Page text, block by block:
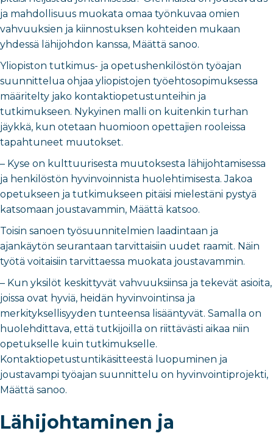
ja mahdollisuus muokata omaa työnkuvaa omien
vahvuuksien ja kiinnostuksen kohteiden mukaan
yhdessä lähijohdon kanssa, Määttä sanoo.
Yliopiston tutkimus- ja opetushenkilöstön työajan
suunnittelua ohjaa yliopistojen työehtosopimuksessa
määritelty jako kontaktiopetustunteihin ja
tutkimukseen. Nykyinen malli on kuitenkin turhan
jäykkä, kun otetaan huomioon opettajien rooleissa
tapahtuneet muutokset.
– Kyse on kulttuurisesta muutoksesta lähijohtamisessa
ja henkilöstön hyvinvoinnista huolehtimisesta. Jakoa
opetukseen ja tutkimukseen pitäisi mielestäni pystyä
katsomaan joustavammin, Määttä katsoo.
Toisin sanoen työsuunnitelmien laadintaan ja
ajankäytön seurantaan tarvittaisiin uudet raamit. Näin
työtä voitaisiin tarvittaessa muokata joustavammin.
– Kun yksilöt keskittyvät vahvuuksiinsa ja tekevät asioita,
joissa ovat hyviä, heidän hyvinvointinsa ja
merkityksellisyyden tunteensa lisääntyvät. Samalla on
huolehdittava, että tutkijoilla on riittävästi aikaa niin
opetukselle kuin tutkimukselle.
Kontaktiopetustuntikäsitteestä luopuminen ja
joustavampi työajan suunnittelu on hyvinvointiprojekti,
Määttä sanoo.
Lähijohtaminen ja